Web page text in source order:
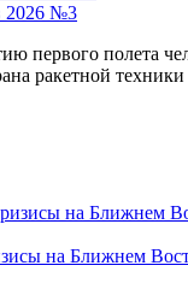
2026 №3
первого полета
ракетной
на Ближнем